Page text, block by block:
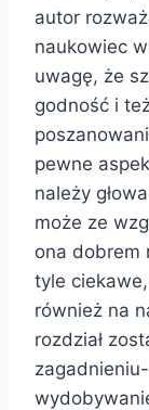
autor
naukowiec
uwagę, że
godność i
pewne
należy
może ze
ona dobrem
tyle
również na
rozdział